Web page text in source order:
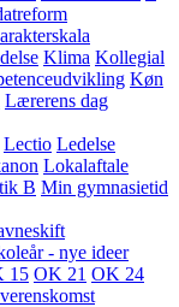
Klima Kollegial
Køn
Lærerens dag
Lectio Ledelse
Lokalaftale
B Min gymnasietid
- nye ideer
15 OK 21 OK 24